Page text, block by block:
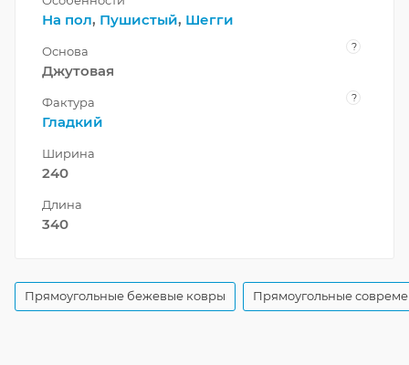
На пол, Пушистый, Шегги
Основа ?
Джутовая
Фактура ?
Гладкий
Ширина
240
Длина
340
Прямоугольные бежевые ковры Прямоугольные